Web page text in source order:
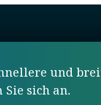
und
sich an.